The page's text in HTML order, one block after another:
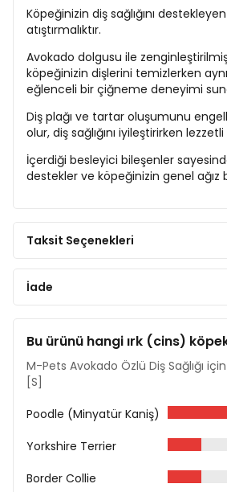
Köpeğinizin diş sağlığını
atıştırmalıktır.
Avokado dolgusu ile
köpeğinizin dişlerini temizlerken
eğlenceli bir çiğneme deneyimi
Diş plağı ve tartar oluşumunu
olur, diş sağlığını iyileştirirken
İçerdiği besleyici bileşenler
destekler ve köpeğinizin genel ağız
Taksit Seçenekleri
İade
Bu ürünü hangi ırk (cins)
M-Pets Avokado Özlü Diş Sağlığı
[S]
Poodle (Minyatür Kaniş)
Yorkshire Terrier
Border Collie